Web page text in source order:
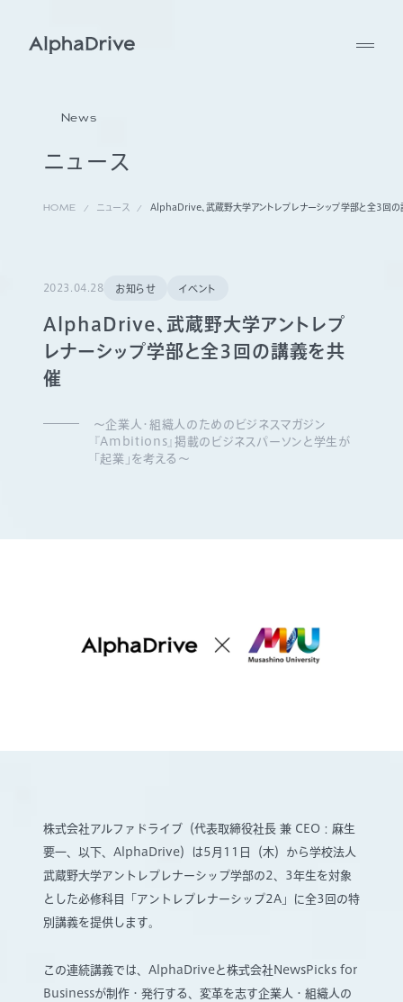
ニュース
News
HOME ニュース AlphaDrive、武蔵野大学アントレプレナーシップ学部と全3回
2023.04.28 お知らせ イベント
AlphaDrive、武蔵野大学アントレプ
レナーシップ学部と全3回の講義を共
催
〜企業人・組織人のためのビジネスマガジン
『Ambitions』掲載のビジネスパーソンと学生が
「起業」を考える〜
株式会社アルファドライブ（代表取締役社長 兼 CEO：麻生
要一、以下、AlphaDrive）は5月11日（木）から学校法人
武蔵野大学アントレプレナーシップ学部の2、3年生を対象
とした必修科目「アントレプレナーシップ2A」に全3回の特
別講義を提供します。
この連続講義では、AlphaDriveと株式会社NewsPicks for
Businessが制作・発行する、変革を志す企業人・組織人の